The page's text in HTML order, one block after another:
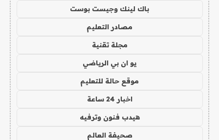
باك لينك وجيست بوست
مصادر التعليم
مجلة تقنية
يو ان بي الرياضي
موقع حالة للتعليم
اخبار 24 ساعة
هيدب فنون وترفيه
صحيفة العالم